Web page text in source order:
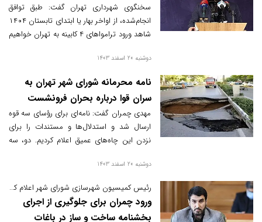
سخنگوی شهرداری تهران گفت: طبق توافق
انجام‌شده، از اواخر بهار یا ابتدای تابستان ۱۴۰۴
شاهد ورود ترامواهای ۴ کابینه به تهران خواهیم
شورای ترافیک پیش خواهد رفت.
دوشنبه 20 اسفند 1403
نامه محرمانه شورای شهر تهران به
سران قوا درباره بحران فرونشست
مهدی چمران گفت: نامه‌ای برای رؤسای سه قوه
ارسال شد و استدلال‌ها و مستندات را برای
نزدن این چاه‌های عمیق اعلام کردیم. دو، سه
چه کار کنند؟ فرونشست ها هم وجود دارد. به
شود.
دوشنبه 20 اسفند 1403
رئیس کمیسیون شهرسازی شورای شهر اعلام کرد؛
ورود چمران برای جلوگیری از اجرای
بخشنامه ساخت و ساز در باغات